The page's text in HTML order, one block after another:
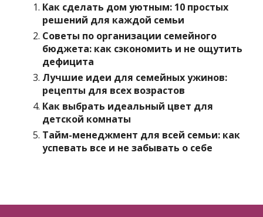
Как сделать дом уютным: 10 простых
решений для каждой семьи
Советы по организации семейного
бюджета: как сэкономить и не ощутить
дефицита
Лучшие идеи для семейных ужинов:
рецепты для всех возрастов
Как выбрать идеальный цвет для
детской комнаты
Тайм-менеджмент для всей семьи: как
успевать все и не забывать о себе